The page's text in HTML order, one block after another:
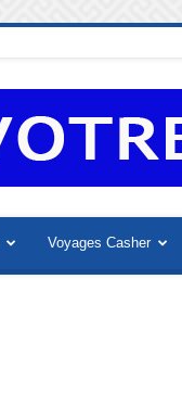
Voyages Casher